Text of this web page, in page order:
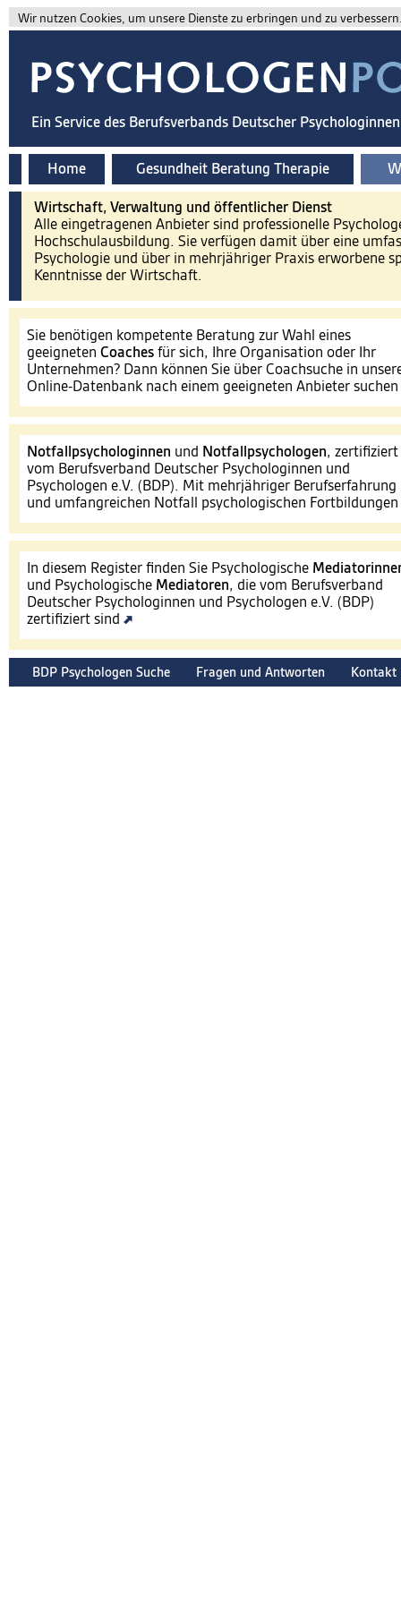
Wir nutzen Cookies, um unsere Dienste zu erbringen und zu
Ein Service des Berufsverbands Deutscher
Home Gesundheit Beratung Therapie
Wirtschaft, Verwaltung und öffentlicher Dienst
Alle eingetragenen Anbieter sind professionelle
Hochschulausbildung. Sie verfügen damit über eine
Psychologie und über in mehrjähriger Praxis erworbene
Kenntnisse der Wirtschaft.
Sie benötigen kompetente Beratung zur Wahl eines
geeigneten Coaches für sich, Ihre Organisation oder Ihr
Unternehmen? Dann können Sie über Coachsuche in
Online-Datenbank nach einem geeigneten Anbieter suchen
Notfallpsychologinnen und Notfallpsychologen, zertifiziert
vom Berufsverband Deutscher Psychologinnen und
Psychologen e.V. (BDP). Mit mehrjähriger Berufserfahrung
und umfangreichen Notfall psychologischen Fortbildungen
In diesem Register finden Sie Psychologische
und Psychologische Mediatoren, die vom Berufsverband
Deutscher Psychologinnen und Psychologen e.V. (BDP)
zertifiziert sind
BDP Psychologen Suche Fragen und Antworten Kontakt